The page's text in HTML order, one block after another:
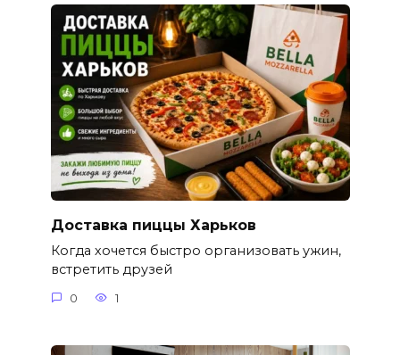
Доставка пиццы Харьков
Когда хочется быстро организовать ужин,
встретить друзей
0 1